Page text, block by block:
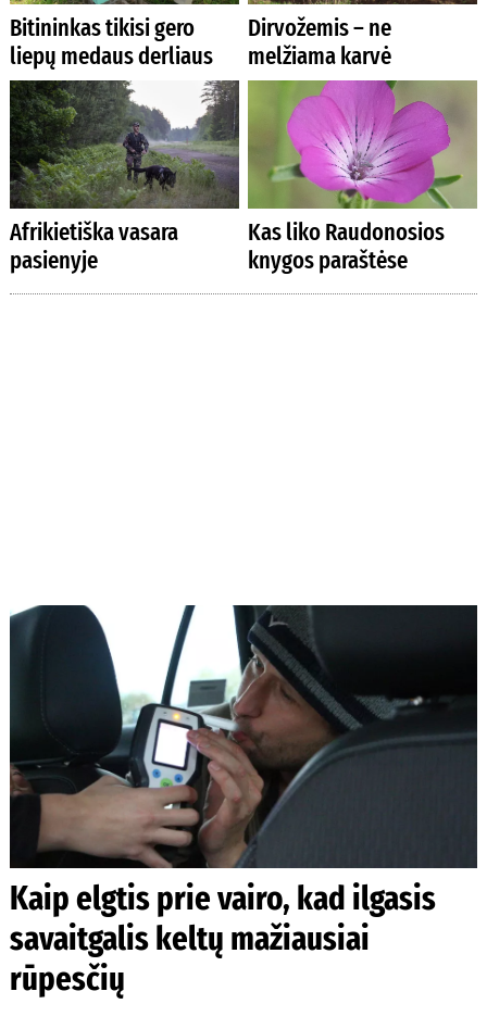
Bitininkas tikisi gero
liepų medaus derliaus
Dirvožemis – ne
melžiama karvė
Afrikietiška vasara
pasienyje
Kas liko Raudonosios
knygos paraštėse
Kaip elgtis prie vairo, kad ilgasis
savaitgalis keltų mažiausiai
rūpesčių